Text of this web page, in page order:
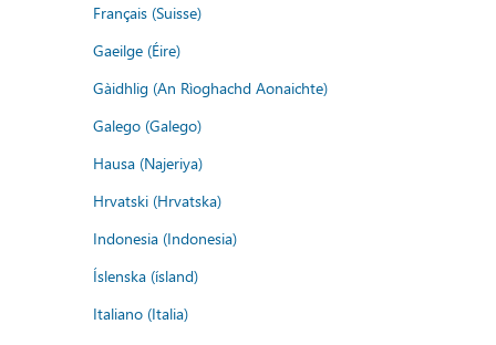
Français (Suisse)
Gaeilge (Éire)
Gàidhlig (An Rìoghachd Aonaichte)
Galego (Galego)
Hausa (Najeriya)
Hrvatski (Hrvatska)
Indonesia (Indonesia)
Íslenska (ísland)
Italiano (Italia)